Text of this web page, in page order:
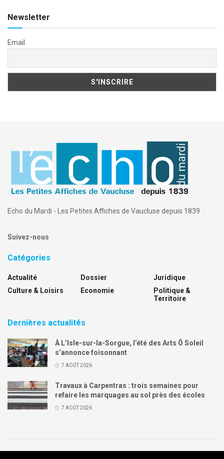
Newsletter
Email
Echo du Mardi - Les Petites Affiches de Vaucluse depuis 1839
Suivez-nous
Catégories
Actualité
Culture & Loisirs
Dossier
Economie
Juridique
Politique &
Territoire
Dernières actualités
À L’Isle-sur-la-Sorgue, l’été des Arts Ô Soleil
s’annonce foisonnant
7 AOÛT 2026
Travaux à Carpentras : trois semaines pour
refaire les marquages au sol près des écoles
7 AOÛT 2026